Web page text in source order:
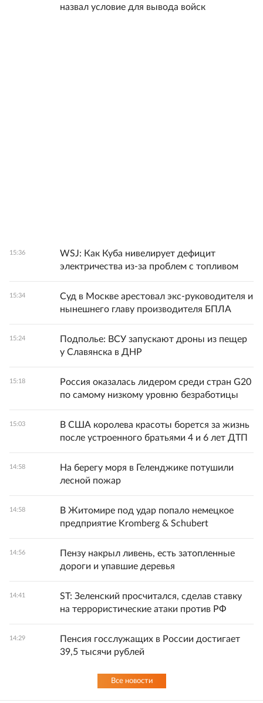
назвал условие для вывода войск
15:36
WSJ: Как Куба нивелирует дефицит
электричества из-за проблем с топливом
15:34
Суд в Москве арестовал экс-руководителя и
нынешнего главу производителя БПЛА
15:24
Подполье: ВСУ запускают дроны из пещер
у Славянска в ДНР
15:18
Россия оказалась лидером среди стран G20
по самому низкому уровню безработицы
15:03
В США королева красоты борется за жизнь
после устроенного братьями 4 и 6 лет ДТП
14:58
На берегу моря в Геленджике потушили
лесной пожар
14:58
В Житомире под удар попало немецкое
предприятие Kromberg & Schubert
14:56
Пензу накрыл ливень, есть затопленные
дороги и упавшие деревья
14:41
ST: Зеленский просчитался, сделав ставку
на террористические атаки против РФ
14:29
Пенсия госслужащих в России достигает
39,5 тысячи рублей
Все новости